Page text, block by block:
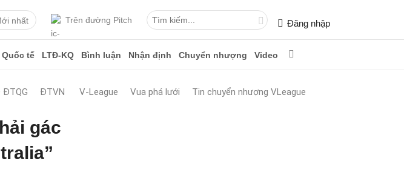
nhất Trên đường Pitch Đăng nhập
Quốc tế LTĐ-KQ Bình luận Nhận định Chuyển nhượng Video
ĐTQG ĐTVN V-League Vua phá lưới Tin chuyển nhượng VLeague
gác